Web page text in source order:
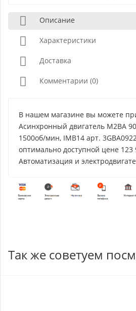
Описание
Характеристики
Доставка
Комментарии (0)
В нашем магазине вы можете
Асинхронный двигатель M2BA 90
1500об/мин, IMB14 арт.
оптимально доступной цене 123
Автоматизация и
Так же советуем